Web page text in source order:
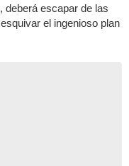
deberá escapar de las
el ingenioso plan